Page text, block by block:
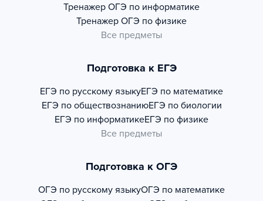
Тренажер ОГЭ по информатике
Тренажер ОГЭ по физике
Все предметы
Подготовка к ЕГЭ
ЕГЭ по русскому языкуЕГЭ по математике
ЕГЭ по обществознаниюЕГЭ по биологии
ЕГЭ по информатикеЕГЭ по физике
Все предметы
Подготовка к ОГЭ
ОГЭ по русскому языкуОГЭ по математике